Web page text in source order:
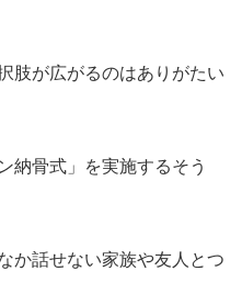
肢が広がるのはありがたい
納骨式」を実施するそう
か話せない家族や友人とつ